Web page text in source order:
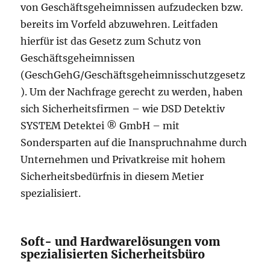
von Geschäftsgeheimnissen aufzudecken bzw.
bereits im Vorfeld abzuwehren. Leitfaden
hierfür ist das Gesetz zum Schutz von
Geschäftsgeheimnissen
(GeschGehG/Geschäftsgeheimnisschutzgesetz
). Um der Nachfrage gerecht zu werden, haben
sich Sicherheitsfirmen – wie DSD Detektiv
SYSTEM Detektei ® GmbH – mit
Sondersparten auf die Inanspruchnahme durch
Unternehmen und Privatkreise mit hohem
Sicherheitsbedürfnis in diesem Metier
spezialisiert.
Soft- und Hardwarelösungen vom
spezialisierten Sicherheitsbüro